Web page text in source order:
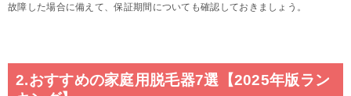
故障した場合に備えて、保証期間についても確認しておきましょう。
2.おすすめの家庭用脱毛器7選【2025年版ラン